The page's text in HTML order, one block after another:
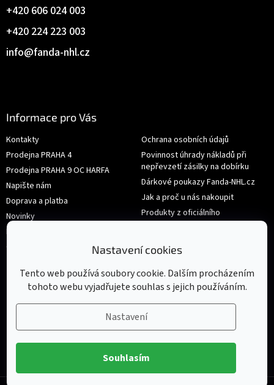
Nastavení cookies
Tento web používá soubory cookie. Dalším procházením
tohoto webu vyjadřujete souhlas s jejich používáním.
Nastavení
Souhlasím
info@fanda-nhl.cz
+420 224 223 003
+420 606 024 003
Informace pro Vás
Kontakty
Prodejna PRAHA 4
Prodejna PRAHA 9 OC HARFA
Napište nám
Doprava a platba
Novinky
Hodnocení obchodu
Obchodní podmínky
Ochrana osobních údajů
Povinnost úhrady nákladů při
nepřevzetí zásilky na dobírku
Dárkové poukazy Fanda-NHL.cz
Jak a proč u nás nakoupit
Produkty z oficiálního
shop.nhl.com
Výměna nebo vrácení zboží